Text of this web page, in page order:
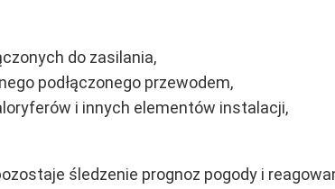
do zasilania,
podłączonego przewodem,
i innych elementów instalacji,
śledzenie prognoz pogody i